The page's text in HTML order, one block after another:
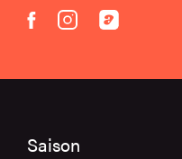
facebook
instagram
acast
Saison